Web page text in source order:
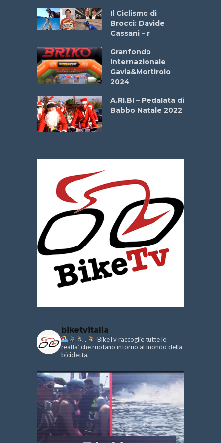
Il Ciclismo di
Brocci: Davide
Cassani – r
Granfondo
Internazionale
Gavia&Mortirolo
2024
A.RI.BI – Pedalata di
Babbo Natale 2022
biketvitalia
.
BikeTv raccoglie tutte le
realtà’ che ruotano intorno al mondo della
bicicletta.